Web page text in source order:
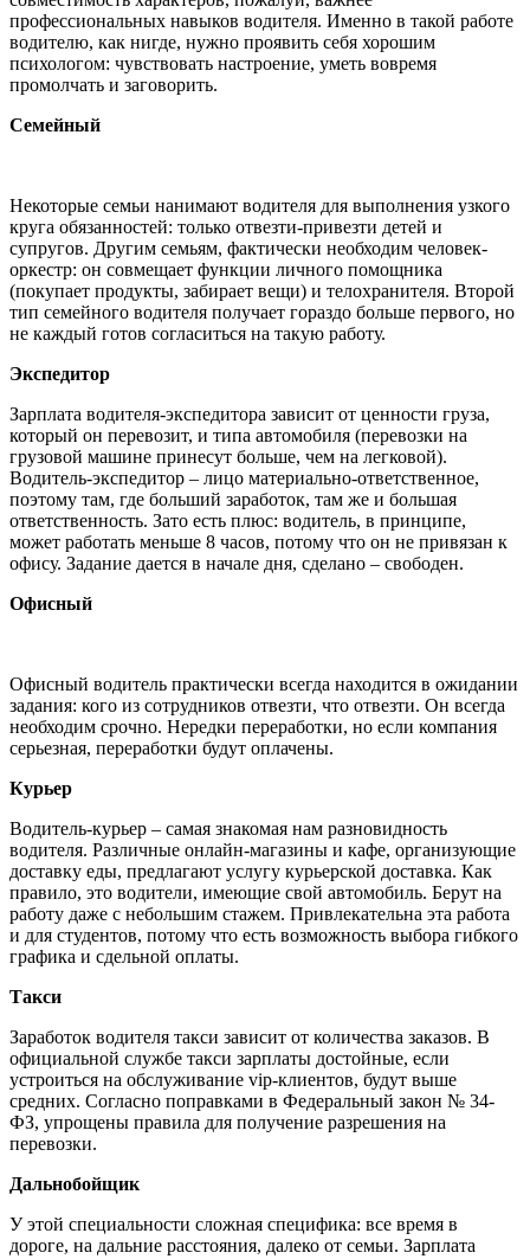
профессиональных навыков водителя. Именно в такой работе
водителю, как нигде, нужно проявить себя хорошим
психологом: чувствовать настроение, уметь вовремя
промолчать и заговорить.
Семейный
Некоторые семьи нанимают водителя для выполнения узкого
круга обязанностей: только отвезти-привезти детей и
супругов. Другим семьям, фактически необходим человек-
оркестр: он совмещает функции личного помощника
(покупает продукты, забирает вещи) и телохранителя. Второй
тип семейного водителя получает гораздо больше первого, но
не каждый готов согласиться на такую работу.
Экспедитор
Зарплата водителя-экспедитора зависит от ценности груза,
который он перевозит, и типа автомобиля (перевозки на
грузовой машине принесут больше, чем на легковой).
Водитель-экспедитор – лицо материально-ответственное,
поэтому там, где больший заработок, там же и большая
ответственность. Зато есть плюс: водитель, в принципе,
может работать меньше 8 часов, потому что он не привязан к
офису. Задание дается в начале дня, сделано – свободен.
Офисный
Офисный водитель практически всегда находится в ожидании
задания: кого из сотрудников отвезти, что отвезти. Он всегда
необходим срочно. Нередки переработки, но если компания
серьезная, переработки будут оплачены.
Курьер
Водитель-курьер – самая знакомая нам разновидность
водителя. Различные онлайн-магазины и кафе, организующие
доставку еды, предлагают услугу курьерской доставка. Как
правило, это водители, имеющие свой автомобиль. Берут на
работу даже с небольшим стажем. Привлекательна эта работа
и для студентов, потому что есть возможность выбора гибкого
графика и сдельной оплаты.
Такси
Заработок водителя такси зависит от количества заказов. В
официальной службе такси зарплаты достойные, если
устроиться на обслуживание vip-клиентов, будут выше
средних. Согласно поправками в Федеральный закон № 34-
ФЗ, упрощены правила для получение разрешения на
перевозки.
Дальнобойщик
У этой специальности сложная специфика: все время в
дороге, на дальние расстояния, далеко от семьи. Зарплата